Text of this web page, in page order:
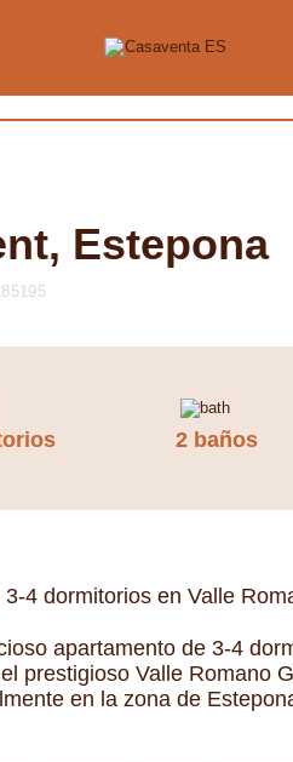
Estepona
2 baños
4 dormitorios en Valle
apartamento de 3-4
prestigioso Valle Romano
en la zona de